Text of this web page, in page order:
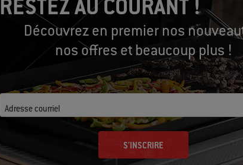
Étalez l’aïoli sur les pains
RESTEZ AU COURANT !
Découvrez en premier nos
nos offres et beaucoup plus !
Adresse courriel
S'INSCRIRE